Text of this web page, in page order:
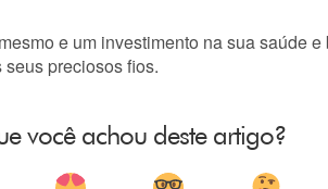
e um investimento na sua saúde
preciosos fios.
você achou deste artigo?